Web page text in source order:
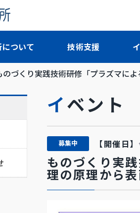
ついて 技術支援
のづくり実践技術研修「プラズマに
イベント
募集中 【開催日】
ものづくり実
理の原理から表